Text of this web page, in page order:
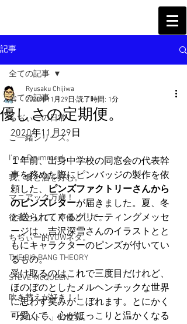
記事
全ての記事
ちぢぃーの日常
ご一緒シリーズ。
I'm a Drummer!
我、食と酒を好む。
マニアック万歳！
役者として、声優として。
ちぢぃー的VOWネタ。
THE BIG BANG THEORY
STEVE McQUEEN
吹き替えが好き！！
「ウルトラ」の世界。
全ての記事
優しさの定期便。
Ryusaku Chijiwa
2020年11月29日 読了時間: 1分
2020年11月29日
１年前、出身中学校の同窓会の代表幹
事を務めた際にピンバッジの製作を依
頼した、
ピンズファクトリーさんから
のピンズレターが届きました。夏、冬
と送られてくるグリーティングメッセ
ージは、吉沢深雪さんのイラストとと
もにキャラクターのピンズが付いてい
るもの。
受け取るのはこれで三度目だけれど、
ほのぼのとしたメルヘンチックな世界
に思わず笑みがこぼれます。とにかく
可愛くて、心がほっこりと温かくなる